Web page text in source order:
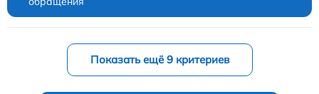
Показать ещё 9 критериев